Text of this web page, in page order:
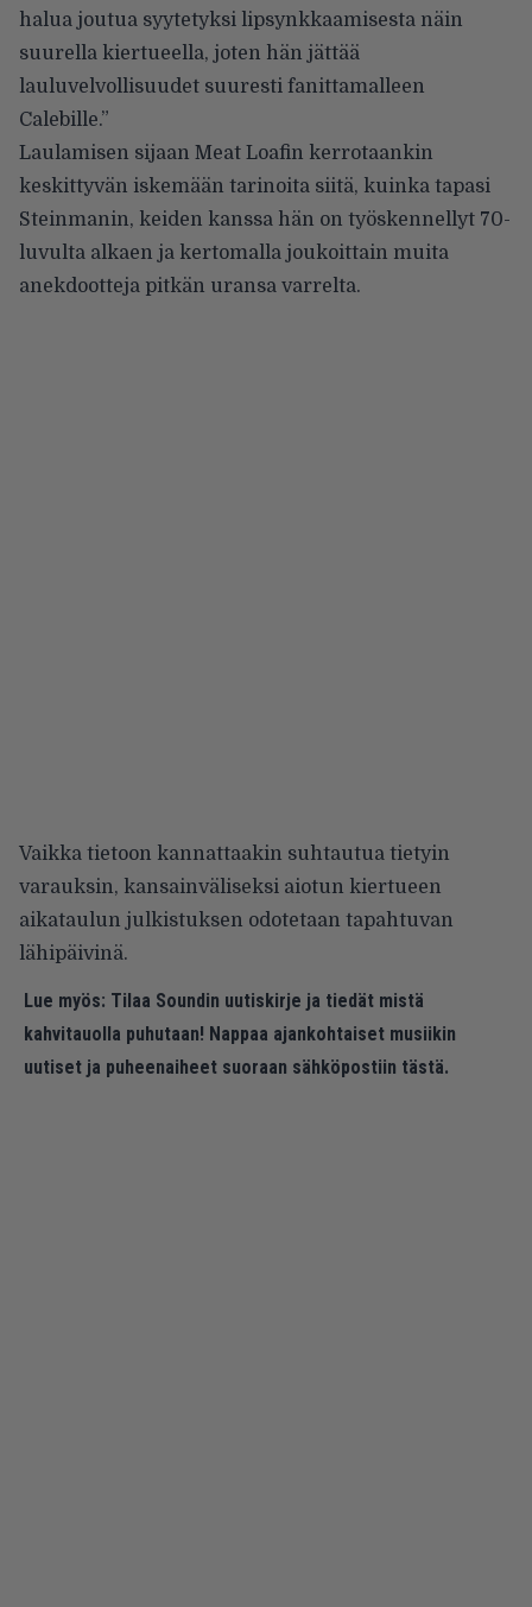
halua joutua syytetyksi lipsynkkaamisesta näin
suurella kiertueella, joten hän jättää
lauluvelvollisuudet suuresti fanittamalleen
Calebille.”
Laulamisen sijaan Meat Loafin kerrotaankin
keskittyvän iskemään tarinoita siitä, kuinka tapasi
Steinmanin, keiden kanssa hän on työskennellyt 70-
luvulta alkaen ja kertomalla joukoittain muita
anekdootteja pitkän uransa varrelta.
Vaikka tietoon kannattaakin suhtautua tietyin
varauksin, kansainväliseksi aiotun kiertueen
aikataulun julkistuksen odotetaan tapahtuvan
lähipäivinä.
Lue myös: Tilaa Soundin uutiskirje ja tiedät mistä
kahvitauolla puhutaan! Nappaa ajankohtaiset musiikin
uutiset ja puheenaiheet suoraan sähköpostiin tästä.